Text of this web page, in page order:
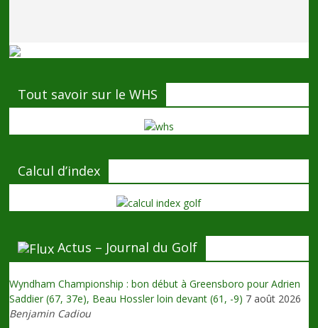
Tout savoir sur le WHS
Calcul d’index
Actus – Journal du Golf
Wyndham Championship : bon début à Greensboro pour Adrien
Saddier (67, 37e), Beau Hossler loin devant (61, -9) 7 août 2026
Benjamin Cadiou